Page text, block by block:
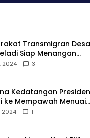
Transmigran Desa
Siap Menangan
Mirza di Pilkada Kubu
2024 3
Kedatangan Presiden
ke Mempawah Menuai
Apa Sebabnya?
2024 1